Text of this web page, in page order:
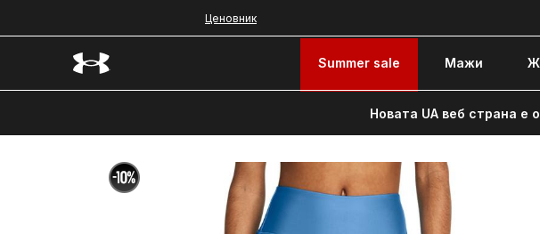
Ценовник
Summer sale Мажи
Новата UA веб страна е